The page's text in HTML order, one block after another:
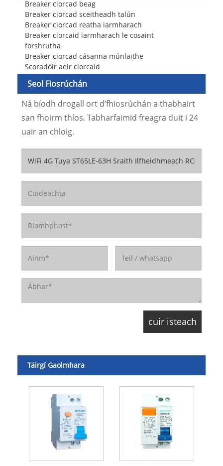
Breaker ciorcad beag
Breaker ciorcad sceitheadh ​​talún
Breaker ciorcad reatha iarmharach
Breaker ciorcaid iarmharach le cosaint
forshrutha
Breaker ciorcad cásanna múnlaithe
Scoradóir aeir ciorcaid
Seol Fiosrúchán
Ná bíodh drogall ort d’fhiosrúchán a thabhairt
san fhoirm thíos. Tabharfaimid freagra duit i 24
uair an chloig.
Táirgí Gaolmhara